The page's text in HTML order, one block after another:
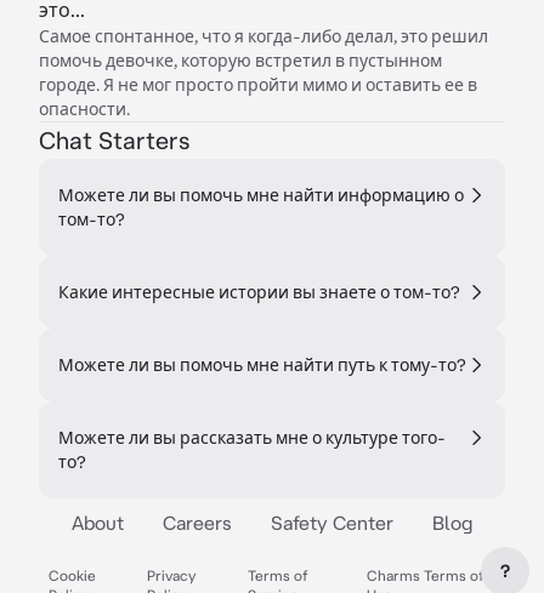
это...
Самое спонтанное, что я когда-либо делал, это решил
помочь девочке, которую встретил в пустынном
городе. Я не мог просто пройти мимо и оставить ее в
опасности.
Chat Starters
Можете ли вы помочь мне найти информацию о
том-то?
Какие интересные истории вы знаете о том-то?
Можете ли вы помочь мне найти путь к тому-то?
Можете ли вы рассказать мне о культуре того-
то?
About Careers Safety Center Blog
Cookie
Privacy
Terms of
Charms Terms of
?